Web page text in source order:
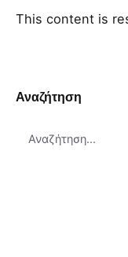
This content is
Αναζήτηση
for